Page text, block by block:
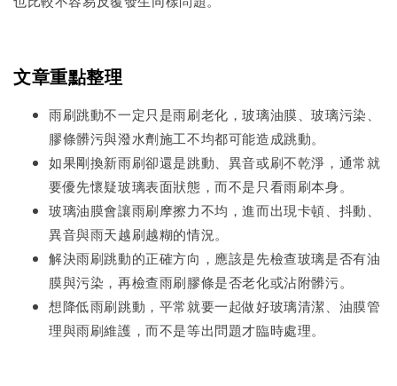
文章重點整理
雨刷跳動不一定只是雨刷老化，玻璃油膜、玻璃污染、
膠條髒污與潑水劑施工不均都可能造成跳動。
如果剛換新雨刷卻還是跳動、異音或刷不乾淨，通常就
要優先懷疑玻璃表面狀態，而不是只看雨刷本身。
玻璃油膜會讓雨刷摩擦力不均，進而出現卡頓、抖動、
異音與雨天越刷越糊的情況。
解決雨刷跳動的正確方向，應該是先檢查玻璃是否有油
膜與污染，再檢查雨刷膠條是否老化或沾附髒污。
想降低雨刷跳動，平常就要一起做好玻璃清潔、油膜管
理與雨刷維護，而不是等出問題才臨時處理。